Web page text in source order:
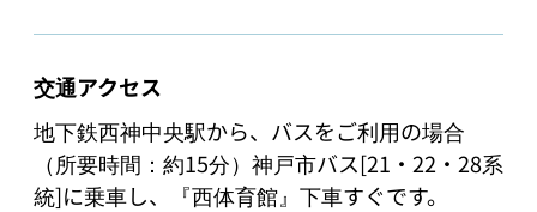
交通アクセス
地下鉄西神中央駅から、バスをご利用の場合
（所要時間：約15分）神戸市バス[21・22・28系
統]に乗車し、『西体育館』下車すぐです。